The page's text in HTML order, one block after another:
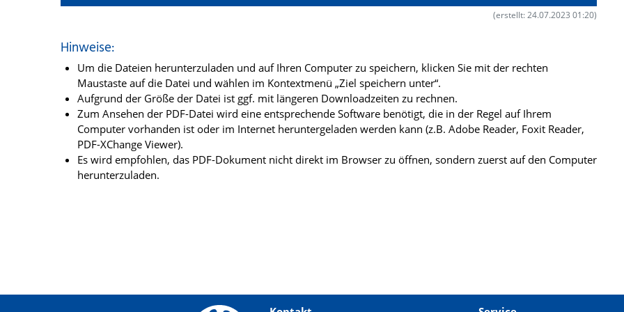
(erstellt: 24.07.2023 01:20)
Hinweise:
Um die Dateien herunterzuladen und auf Ihren Computer zu speichern, klicken Sie mit der rechten
Maustaste auf die Datei und wählen im Kontextmenü „Ziel speichern unter“.
Aufgrund der Größe der Datei ist ggf. mit längeren Downloadzeiten zu rechnen.
Zum Ansehen der PDF-Datei wird eine entsprechende Software benötigt, die in der Regel auf Ihrem
Computer vorhanden ist oder im Internet heruntergeladen werden kann (z.B. Adobe Reader, Foxit Reader,
PDF-XChange Viewer).
Es wird empfohlen, das PDF-Dokument nicht direkt im Browser zu öffnen, sondern zuerst auf den Computer
herunterzuladen.